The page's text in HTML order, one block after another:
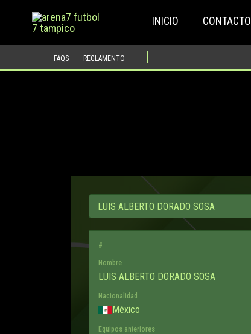
contenido
INICIO CONTACTO
FAQS REGLAMENTO
#
Nombre
LUIS ALBERTO DORADO SOSA
Nacionalidad
México
Equipos anteriores